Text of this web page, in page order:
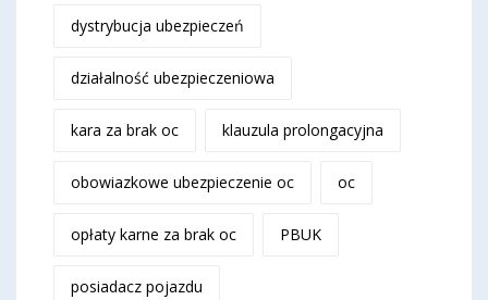
dystrybucja ubezpieczeń
działalność ubezpieczeniowa
kara za brak oc klauzula prolongacyjna
obowiazkowe ubezpieczenie oc oc
opłaty karne za brak oc PBUK
posiadacz pojazdu